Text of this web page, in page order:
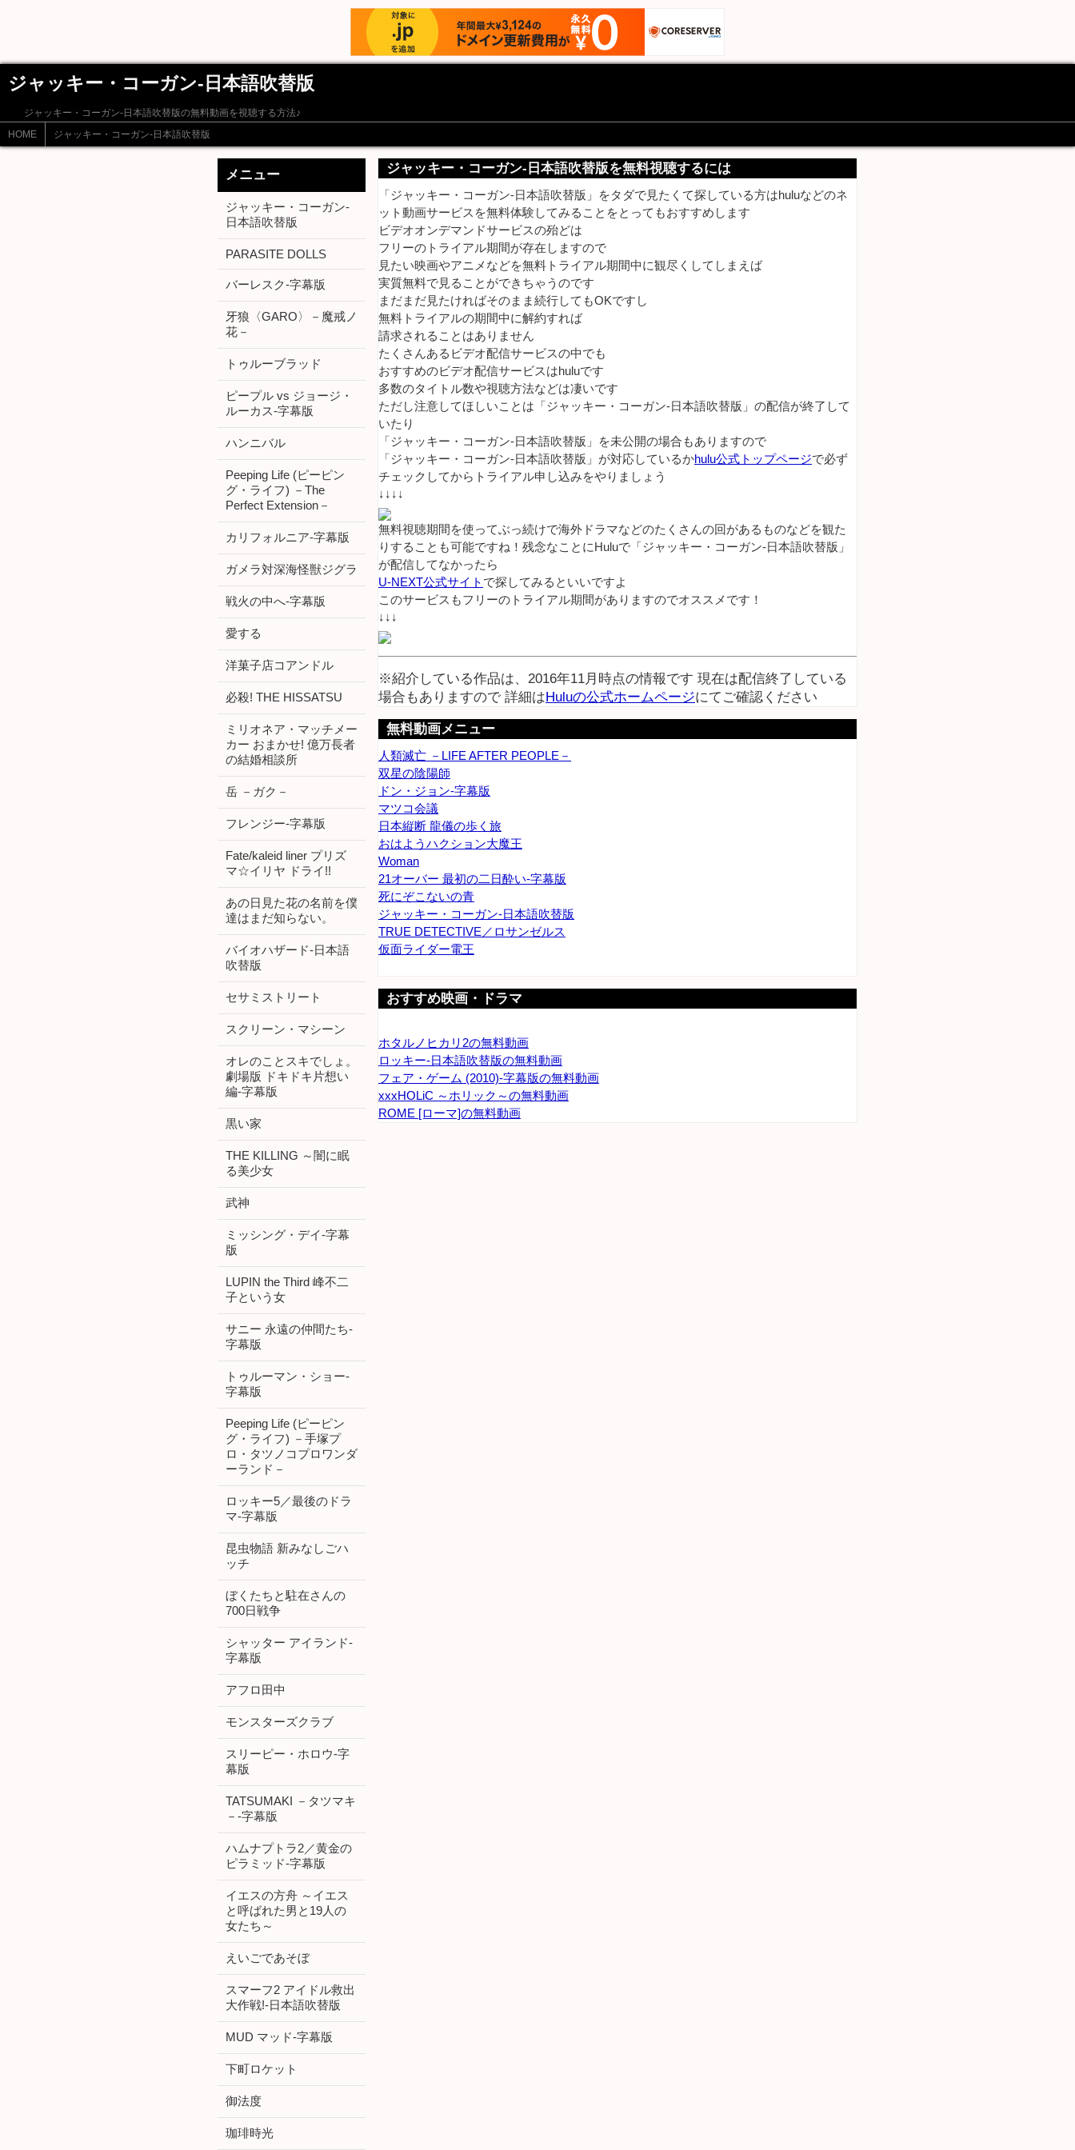
ジャッキー・コーガン-日本語吹替版
ジャッキー・コーガン-日本語吹替版の無料動画を視聴する方法♪
HOME
ジャッキー・コーガン-日本語吹替版
ジャッキー・コーガン-日本語吹替版を無料視聴するには
「ジャッキー・コーガン-日本語吹替版」をタダで見たくて探している方はhuluなどのネ
ット動画サービスを無料体験してみることをとってもおすすめします
ビデオオンデマンドサービスの殆どは
フリーのトライアル期間が存在しますので
見たい映画やアニメなどを無料トライアル期間中に観尽くしてしまえば
実質無料で見ることができちゃうのです
まだまだ見たければそのまま続行してもOKですし
無料トライアルの期間中に解約すれば
請求されることはありません
たくさんあるビデオ配信サービスの中でも
おすすめのビデオ配信サービスはhuluです
多数のタイトル数や視聴方法などは凄いです
ただし注意してほしいことは「ジャッキー・コーガン-日本語吹替版」の配信が終了して
いたり
「ジャッキー・コーガン-日本語吹替版」を未公開の場合もありますので
「ジャッキー・コーガン-日本語吹替版」が対応しているかhulu公式トップページで必ず
チェックしてからトライアル申し込みをやりましょう
↓↓↓↓
無料視聴期間を使ってぶっ続けで海外ドラマなどのたくさんの回があるものなどを観た
りすることも可能ですね！残念なことにHuluで「ジャッキー・コーガン-日本語吹替版」
が配信してなかったら
U-NEXT公式サイト で探してみるといいですよ
このサービスもフリーのトライアル期間がありますのでオススメです！
↓↓↓
※紹介している作品は、2016年11月時点の情報です 現在は配信終了している
場合もありますので 詳細はHuluの公式ホームページにてご確認ください
無料動画メニュー
人類滅亡 －LIFE AFTER PEOPLE－
双星の陰陽師
ドン・ジョン-字幕版
マツコ会議
日本縦断 龍儀の歩く旅
おはようハクション大魔王
Woman
21オーバー 最初の二日酔い-字幕版
死にぞこないの青
ジャッキー・コーガン-日本語吹替版
TRUE DETECTIVE／ロサンゼルス
仮面ライダー電王
おすすめ映画・ドラマ
ホタルノヒカリ2の無料動画
ロッキー-日本語吹替版の無料動画
フェア・ゲーム (2010)-字幕版の無料動画
xxxHOLiC ～ホリック～の無料動画
ROME [ローマ]の無料動画
メニュー
ジャッキー・コーガン-
日本語吹替版
PARASITE DOLLS
バーレスク-字幕版
牙狼〈GARO〉－魔戒ノ
花－
トゥルーブラッド
ピープル vs ジョージ・
ルーカス-字幕版
ハンニバル
Peeping Life (ピーピン
グ・ライフ) －The
Perfect Extension－
カリフォルニア-字幕版
ガメラ対深海怪獣ジグラ
戦火の中へ-字幕版
愛する
洋菓子店コアンドル
必殺! THE HISSATSU
ミリオネア・マッチメー
カー おまかせ! 億万長者
の結婚相談所
岳 －ガク－
フレンジー-字幕版
Fate/kaleid liner プリズ
マ☆イリヤ ドライ!!
あの日見た花の名前を僕
達はまだ知らない。
バイオハザード-日本語
吹替版
セサミストリート
スクリーン・マシーン
オレのことスキでしょ。
劇場版 ドキドキ片想い
編-字幕版
黒い家
THE KILLING ～闇に眠
る美少女
武神
ミッシング・デイ-字幕
版
LUPIN the Third 峰不二
子という女
サニー 永遠の仲間たち-
字幕版
トゥルーマン・ショー-
字幕版
Peeping Life (ピーピン
グ・ライフ) －手塚プ
ロ・タツノコプロワンダ
ーランド－
ロッキー5／最後のドラ
マ-字幕版
昆虫物語 新みなしごハ
ッチ
ぼくたちと駐在さんの
700日戦争
シャッター アイランド-
字幕版
アフロ田中
モンスターズクラブ
スリーピー・ホロウ-字
幕版
TATSUMAKI －タツマキ
－-字幕版
ハムナプトラ2／黄金の
ピラミッド-字幕版
イエスの方舟 ～イエス
と呼ばれた男と19人の
女たち～
えいごであそぼ
スマーフ2 アイドル救出
大作戦!-日本語吹替版
MUD マッド-字幕版
下町ロケット
御法度
珈琲時光